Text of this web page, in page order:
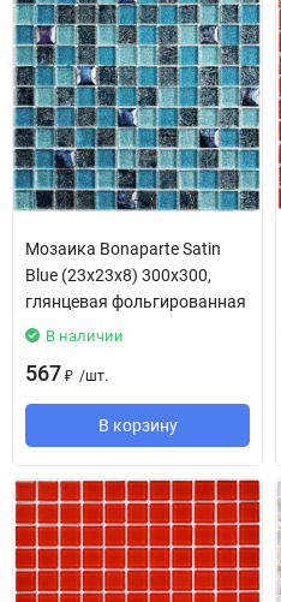
Мозаика Bonaparte Satin
Blue (23х23х8) 300х300,
глянцевая фольгированная
В наличии
567 ₽ /шт.
В корзину